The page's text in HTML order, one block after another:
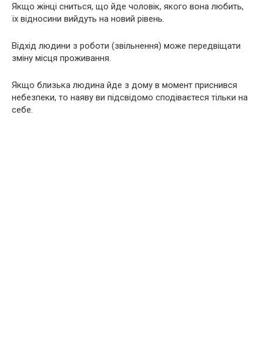
Якщо жінці сниться, що йде чоловік, якого вона любить,
їх відносини вийдуть на новий рівень.
Відхід людини з роботи (звільнення) може передвіщати
зміну місця проживання.
Якщо близька людина йде з дому в момент приснився
небезпеки, то наяву ви підсвідомо сподіваєтеся тільки на
себе.